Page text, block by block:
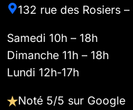
132 rue des Rosiers
Samedi 10h – 18h
Dimanche 11h – 18h
Lundi 12h-17h
Noté 5/5 sur Google